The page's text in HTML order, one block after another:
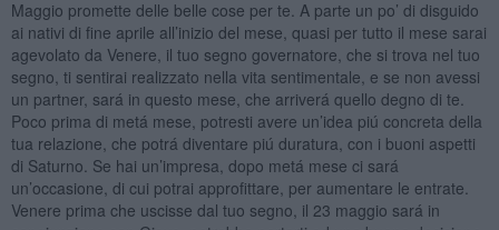
Maggio promette delle belle cose per te. A parte un po’ di disguido
ai nativi di fine aprile all’inizio del mese, quasi per tutto il mese sarai
agevolato da Venere, il tuo segno governatore, che si trova nel tuo
segno, ti sentirai realizzato nella vita sentimentale, e se non avessi
un partner, sará in questo mese, che arriverá quello degno di te.
Poco prima di metá mese, potresti avere un’idea piú concreta della
tua relazione, che potrá diventare piú duratura, con i buoni aspetti
di Saturno. Se hai un’impresa, dopo metá mese ci sará
un’occasione, di cui potrai approfittare, per aumentare le entrate.
Venere prima che uscisse dal tuo segno, il 23 maggio sará in